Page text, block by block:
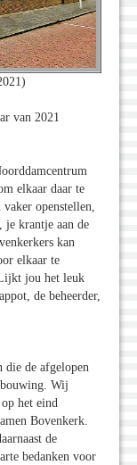
van 2021
elkaar daar te
openstellen,
je krantje aan de
kan
elkaar te
jou het leuk
de beheerder,
die de afgelopen
Wij
het eind
Bovenkerk.
de
bedanken voor